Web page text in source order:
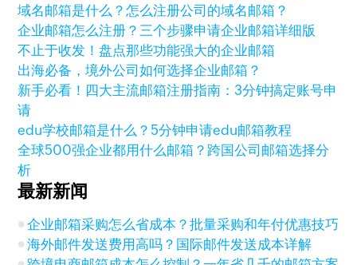
域名邮箱是什么？怎么注册公司的域名邮箱？
企业邮箱怎么注册？三个步骤申请企业邮箱详细版
不止于收发！盘点那些功能强大的企业邮箱
出海必备，境外公司如何选择企业邮箱？
新手必看！四大主流邮箱注册指南：3分钟搞定账号申
请
edu学校邮箱是什么？5分钟申请edu邮箱教程
全球500强企业都用什么邮箱？跨国公司邮箱选择分
析
最新新闻
企业邮箱采购怎么省成本？批量采购和年付优惠技巧
海外邮件发送费用高吗？国际邮件发送成本详解